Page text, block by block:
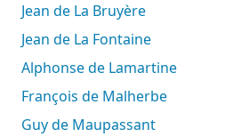
Jean de La Bruyère
Jean de La Fontaine
Alphonse de Lamartine
François de Malherbe
Guy de Maupassant